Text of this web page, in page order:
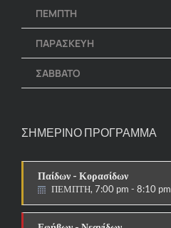
ΠΕΜΠΤΗ
ΠΑΡΑΣΚΕΥΗ
ΣΑΒΒΑΤΟ
ΣΗΜΕΡΙΝΟ ΠΡΟΓΡΑΜΜΑ
Παίδων - Κορασίδων
ΠΕΜΠΤΗ, 7:00 pm - 8:10 pm